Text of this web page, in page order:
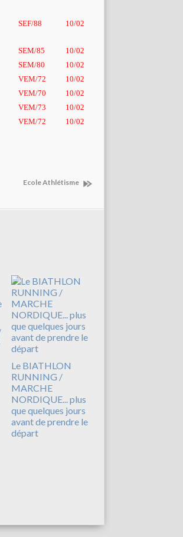
SEF/88
10/02
SEM/85
10/02
SEM/80
10/02
VEM/72
10/02
VEM/70
10/02
VEM/73
10/02
VEM/72 10/02
Ecole Athlétisme
Le BIATHLON
RUNNING /
MARCHE
NORDIQUE... plus
que quelques jours
avant de prendre le
départ